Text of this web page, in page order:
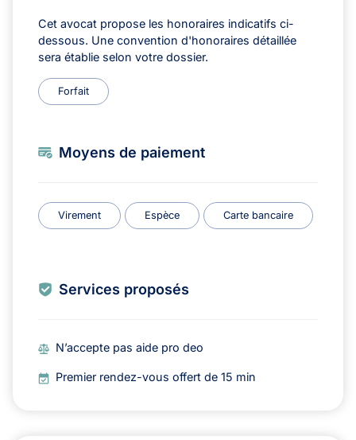
Cet avocat propose les honoraires indicatifs ci-
dessous. Une convention d'honoraires détaillée
sera établie selon votre dossier.
Forfait
Moyens de paiement
Virement Espèce Carte bancaire
Services proposés
N’accepte pas aide pro deo
Premier rendez-vous offert de 15 min